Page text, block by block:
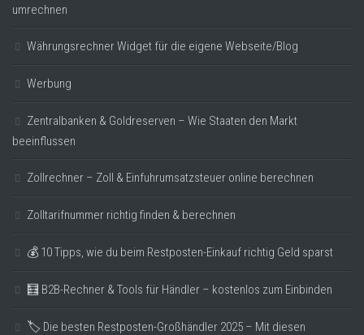
umrechnen
Währungsrechner Widget für die eigene Webseite/Blog
Werbung
Zentralbanken & Goldreserven – Wie Staaten den Markt
beeinflussen
Zollrechner – Zoll & Einfuhrumsatzsteuer online berechnen
Zolltarifnummer richtig finden & berechnen
💰 10 Tipps, wie du beim Restposten-Einkauf richtig Geld sparst
🧮 B2B-Rechner & Tools für Händler – kostenlos zum Einbinden
🏷️ Die besten Restposten-Großhändler 2025 – Mit diesen